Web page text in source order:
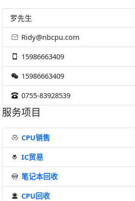
罗先生
Ridy@nbcpu.com
15986663409
15986663409
0755-83928539
服务项目
CPU销售
IC贸易
笔记本回收
CPU回收